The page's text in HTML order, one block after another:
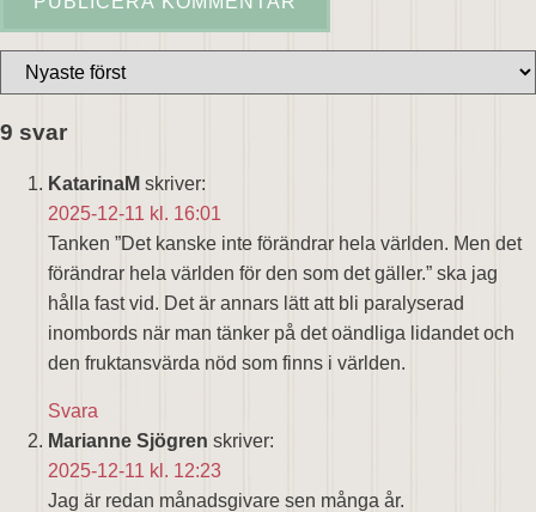
9 svar
KatarinaM skriver:
2025-12-11 kl. 16:01
Tanken ”Det kanske inte förändrar hela världen. Men det
förändrar hela världen för den som det gäller.” ska jag
hålla fast vid. Det är annars lätt att bli paralyserad
inombords när man tänker på det oändliga lidandet och
den fruktansvärda nöd som finns i världen.
Svara
Marianne Sjögren skriver:
2025-12-11 kl. 12:23
Jag är redan månadsgivare sen många år.